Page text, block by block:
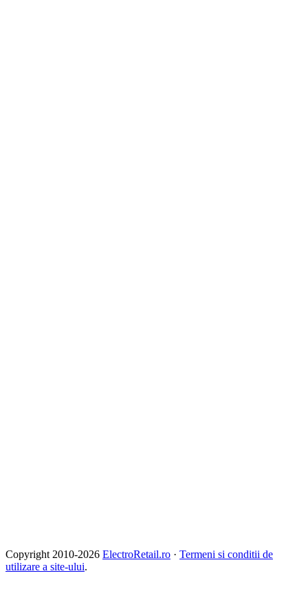
Copyright 2010-2026 ElectroRetail.ro · Termeni si conditii de
utilizare a site-ului.